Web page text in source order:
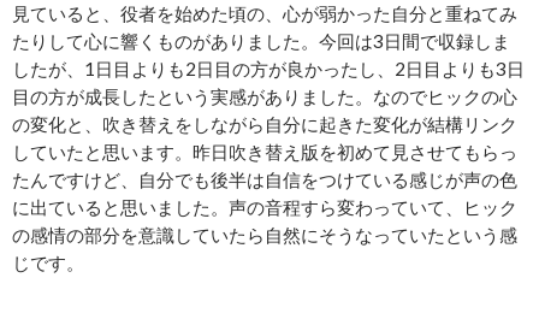
見ていると、役者を始めた頃の、心が弱かった自分と重ねてみ
たりして心に響くものがありました。今回は3日間で収録しま
したが、1日目よりも2日目の方が良かったし、2日目よりも3日
目の方が成長したという実感がありました。なのでヒックの心
の変化と、吹き替えをしながら自分に起きた変化が結構リンク
していたと思います。昨日吹き替え版を初めて見させてもらっ
たんですけど、自分でも後半は自信をつけている感じが声の色
に出ていると思いました。声の音程すら変わっていて、ヒック
の感情の部分を意識していたら自然にそうなっていたという感
じです。